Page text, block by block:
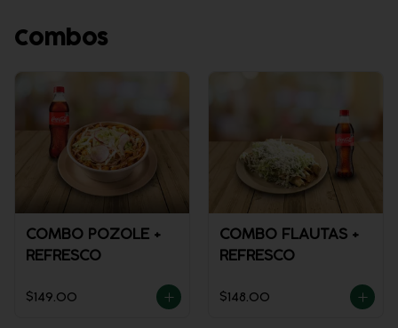
Combos
COMBO POZOLE +
REFRESCO
$149.00
COMBO FLAUTAS +
REFRESCO
$148.00